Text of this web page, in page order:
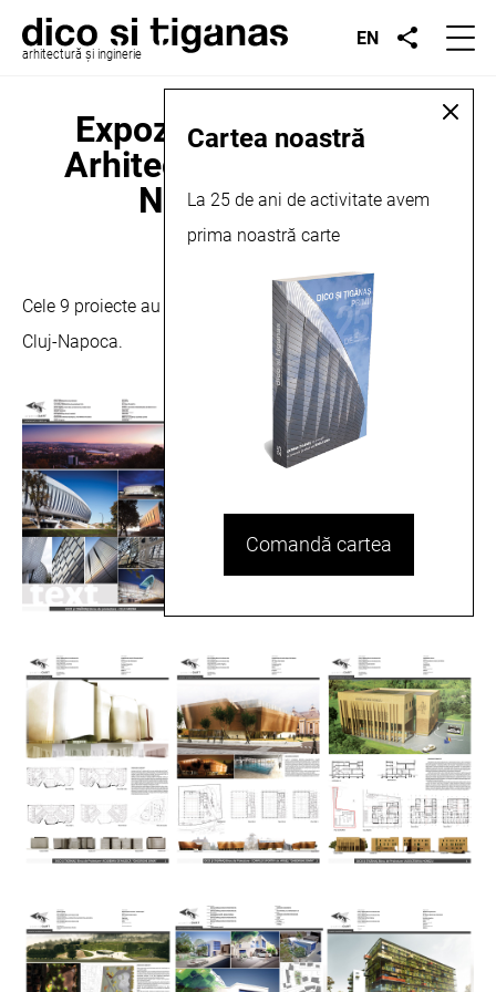
arhitectură și inginerie
EN
Expoziția Premiilor de
Arhitectură OART, Cluj-
Napoca, 2011
Cele 9 proiecte au fost prezentate, în cadrul expoziției, din
Cluj-Napoca.
Cartea noastră
La 25 de ani de activitate avem
prima noastră carte
Comandă cartea